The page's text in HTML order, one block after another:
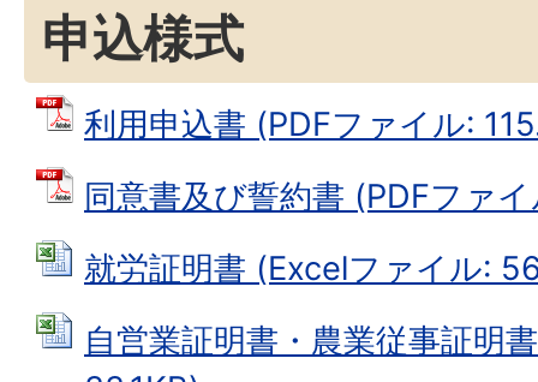
申込様式
利用申込書 (PDFファイル:
同意書及び誓約書 (PDFファ
就労証明書 (Excelファイル:
自営業証明書・農業従事証明